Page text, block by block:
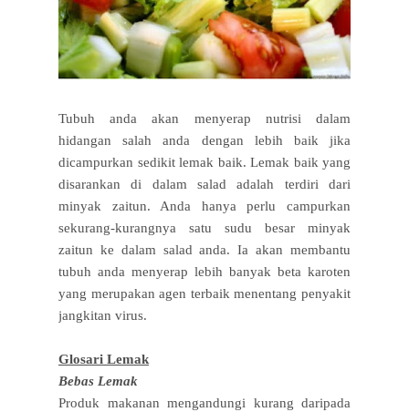
Tubuh anda akan menyerap nutrisi dalam
hidangan salah anda dengan lebih baik jika
dicampurkan sedikit lemak baik. Lemak baik yang
disarankan di dalam salad adalah terdiri dari
minyak zaitun. Anda hanya perlu campurkan
sekurang-kurangnya satu sudu besar minyak
zaitun ke dalam salad anda. Ia akan membantu
tubuh anda menyerap lebih banyak beta karoten
yang merupakan agen terbaik menentang penyakit
jangkitan virus.
Glosari Lemak
Bebas Lemak
Produk makanan mengandungi kurang daripada